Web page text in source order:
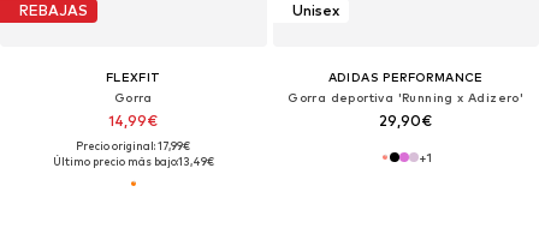
REBAJAS
FLEXFIT
Gorra
14,99€
Precio original: 17,99€
Último precio más bajo:13,49€
Unisex
ADIDAS PERFORMANCE
Gorra deportiva 'Running x Adizero'
29,90€
+1